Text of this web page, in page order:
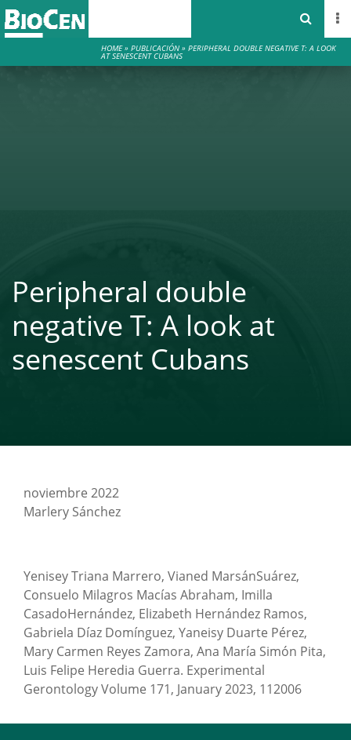
HOME» PUBLICACIÓN » PERIPHERAL DOUBLE NEGATIVE T: A LOOK
AT SENESCENT CUBANS
Peripheral double
negative T: A look at
senescent Cubans
noviembre 2022
Marlery Sánchez
Yenisey Triana Marrero, Vianed MarsánSuárez,
Consuelo Milagros Macías Abraham, Imilla
CasadoHernández, Elizabeth Hernández Ramos,
Gabriela Díaz Domínguez, Yaneisy Duarte Pérez,
Mary Carmen Reyes Zamora, Ana María Simón Pita,
Luis Felipe Heredia Guerra. Experimental
Gerontology Volume 171, January 2023, 112006